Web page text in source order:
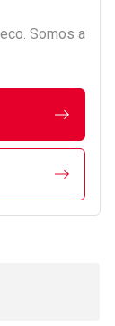
Somos a